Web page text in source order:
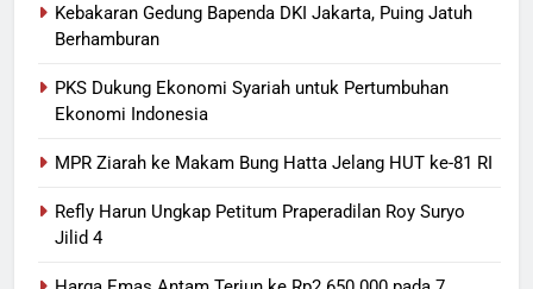
Kebakaran Gedung Bapenda DKI Jakarta, Puing Jatuh
Berhamburan
PKS Dukung Ekonomi Syariah untuk Pertumbuhan
Ekonomi Indonesia
MPR Ziarah ke Makam Bung Hatta Jelang HUT ke-81 RI
Refly Harun Ungkap Petitum Praperadilan Roy Suryo
Jilid 4